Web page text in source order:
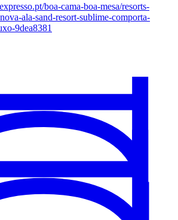
boa-cama-boa-mesa/resorts-
ala-sand-resort-sublime-comporta-
9dea8381